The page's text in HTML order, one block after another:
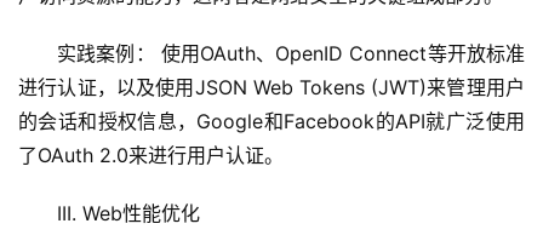
实践案例： 使用OAuth、OpenID Connect等开放标准
进行认证，以及使用JSON Web Tokens (JWT)来管理用户
的会话和授权信息，Google和Facebook的API就广泛使用
了OAuth 2.0来进行用户认证。
III. Web性能优化